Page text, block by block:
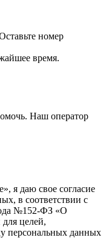
номер
время.
Наш оператор
я даю свое согласие
в соответствии с
№152-ФЗ «О
целей,
персональных данных